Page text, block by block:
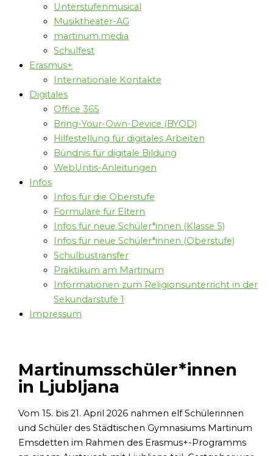
Unterstufenmusical
Musiktheater-AG
martinum.media
Schulfest
Erasmus+
Internationale Kontakte
Digitales
Office 365
Bring-Your-Own-Device (BYOD)
Hilfestellung für digitales Arbeiten
Bündnis für digitale Bildung
WebUntis-Anleitungen
Infos
Infos für die Oberstufe
Formulare für Eltern
Infos für neue Schüler*innen (Klasse 5)
Infos für neue Schüler*innen (Oberstufe)
Schulbustransfer
Praktikum am Martinum
Informationen zum Religionsunterricht in der
Sekundarstufe 1
Impressum
Martinumsschüler*innen
in Ljubljana
Vom 15. bis 21. April 2026 nahmen elf Schülerinnen
und Schüler des Städtischen Gymnasiums Martinum
Emsdetten im Rahmen des Erasmus+-Programms